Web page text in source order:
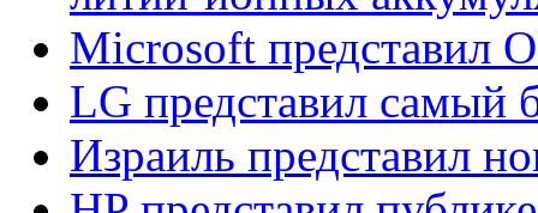
Microsoft представил
LG представил самый
Израиль представил